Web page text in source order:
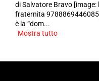
di Salvatore Bravo
fraternita
è la “dom...
Mostra tutto